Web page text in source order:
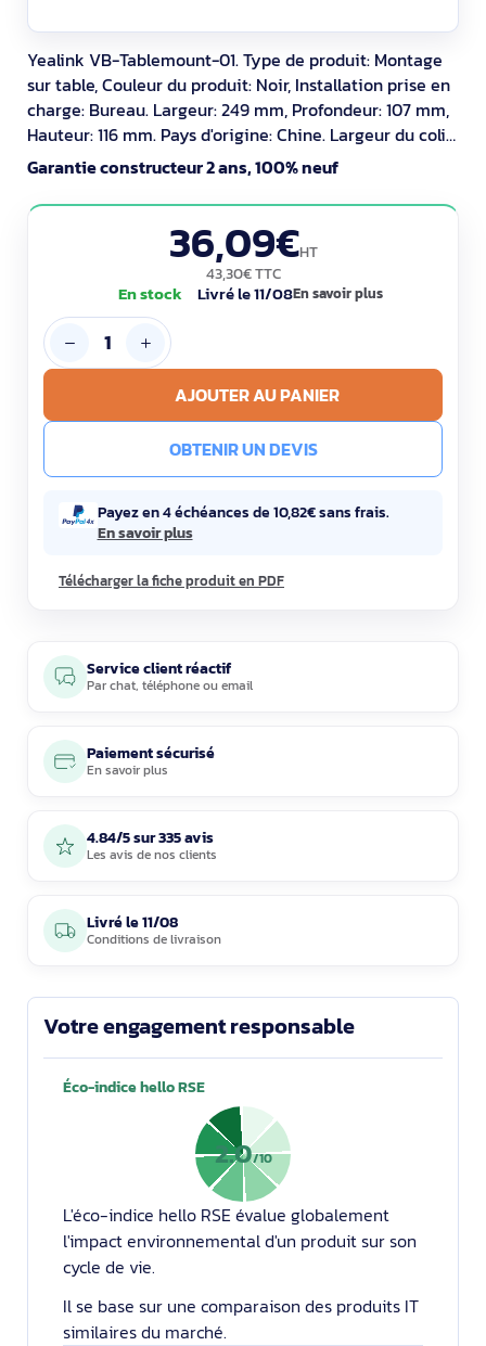
Yealink VB-Tablemount-01. Type de produit: Montage
sur table, Couleur du produit: Noir, Installation prise en
charge: Bureau. Largeur: 249 mm, Profondeur: 107 mm,
Hauteur: 116 mm. Pays d'origine: Chine. Largeur du colis:
300 mm, Profondeur du colis: 134 mm, Hauteur du colis:
Garantie constructeur 2 ans, 100% neuf
36,09€HT
43,30€ TTC
En stock Livré le 11/08En savoir plus
AJOUTER AU PANIER
OBTENIR UN DEVIS
Payez en 4 échéances de 10,82€ sans frais.
En savoir plus
Télécharger la fiche produit en PDF
Service client réactif
Parchat, téléphoneouemail
Paiement sécurisé
En savoir plus
4.84/5 sur 335 avis
Les avis de nos clients
Livré le11/08
Conditions de livraison
Votre engagement responsable
Éco-indice hello RSE
2.0/10
L'éco-indice hello RSE évalue globalement
l'impact environnemental d'un produit sur son
cycle de vie.
Il se base sur une comparaison des produits IT
similaires du marché.